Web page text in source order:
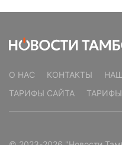
О НАС КОНТАКТЫ
ТАРИФЫ САЙТА